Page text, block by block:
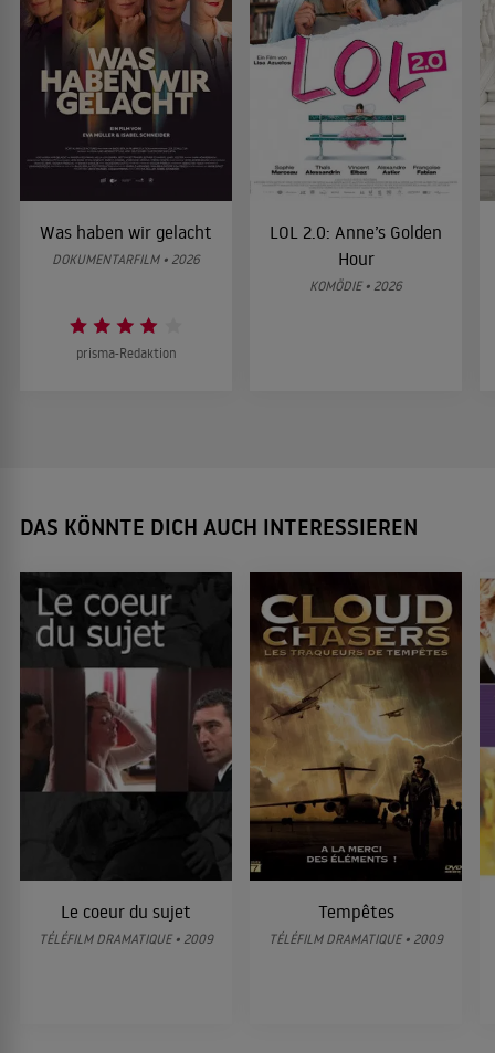
Was haben wir gelacht
DOKUMENTARFILM • 2026
prisma-Redaktion
LOL 2.0: Anne’s Golden
Hour
KOMÖDIE • 2026
DAS KÖNNTE DICH AUCH INTERESSIEREN
Le coeur du sujet
TÉLÉFILM DRAMATIQUE • 2009
Tempêtes
TÉLÉFILM DRAMATIQUE • 2009